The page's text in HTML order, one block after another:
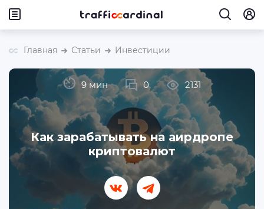
Главная Статьи Инвестиции
Как зарабатывать на аирдропе
криптовалют
9 мин 0 2131